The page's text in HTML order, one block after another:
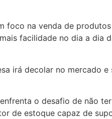
foco na venda de produtos
facilidade no dia a dia
irá decolar no mercado e
o desafio de não
de estoque capaz de